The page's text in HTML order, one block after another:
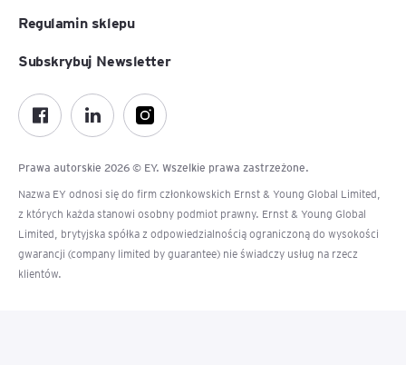
Regulamin sklepu
Prawa autorskie 2026 © EY. Wszelkie prawa zastrzeżone.
Nazwa EY odnosi się do firm członkowskich Ernst & Young Global Limited,
z których każda stanowi osobny podmiot prawny. Ernst & Young Global
Limited, brytyjska spółka z odpowiedzialnością ograniczoną do wysokości
gwarancji (company limited by guarantee) nie świadczy usług na rzecz
klientów.
Subskrybuj Newsletter